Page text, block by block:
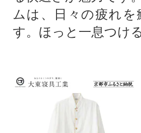
ムは、日々の疲れ
す。ほっと一息つけ